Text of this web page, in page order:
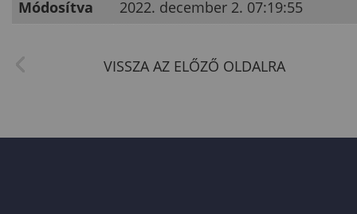
Módosítva
2022. december 2. 07:19:55